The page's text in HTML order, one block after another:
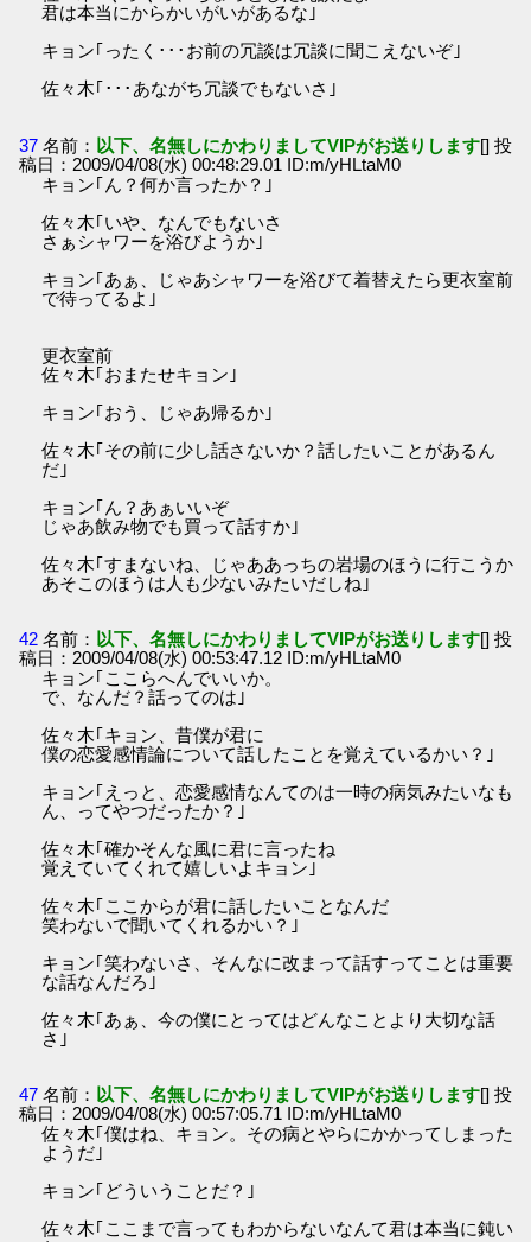
君は本当にからかいがいがあるな｣
キョン｢ったく･･･お前の冗談は冗談に聞こえないぞ｣
佐々木｢･･･あながち冗談でもないさ｣
37 名前： 以下、名無しにかわりましてVIPがお送りします[] 投
稿日：2009/04/08(水) 00:48:29.01 ID:m/yHLtaM0
キョン｢ん？何か言ったか？｣
佐々木｢いや、なんでもないさ
さぁシャワーを浴びようか｣
キョン｢あぁ、じゃあシャワーを浴びて着替えたら更衣室前
で待ってるよ｣
更衣室前
佐々木｢おまたせキョン｣
キョン｢おう、じゃあ帰るか｣
佐々木｢その前に少し話さないか？話したいことがあるん
だ｣
キョン｢ん？あぁいいぞ
じゃあ飲み物でも買って話すか｣
佐々木｢すまないね、じゃああっちの岩場のほうに行こうか
あそこのほうは人も少ないみたいだしね｣
42 名前： 以下、名無しにかわりましてVIPがお送りします[] 投
稿日：2009/04/08(水) 00:53:47.12 ID:m/yHLtaM0
キョン｢ここらへんでいいか。
で、なんだ？話ってのは｣
佐々木｢キョン、昔僕が君に
僕の恋愛感情論について話したことを覚えているかい？｣
キョン｢えっと、恋愛感情なんてのは一時の病気みたいなも
ん、ってやつだったか？｣
佐々木｢確かそんな風に君に言ったね
覚えていてくれて嬉しいよキョン｣
佐々木｢ここからが君に話したいことなんだ
笑わないで聞いてくれるかい？｣
キョン｢笑わないさ、そんなに改まって話すってことは重要
な話なんだろ｣
佐々木｢あぁ、今の僕にとってはどんなことより大切な話
さ｣
47 名前： 以下、名無しにかわりましてVIPがお送りします[] 投
稿日：2009/04/08(水) 00:57:05.71 ID:m/yHLtaM0
佐々木｢僕はね、キョン。その病とやらにかかってしまった
ようだ｣
キョン｢どういうことだ？｣
佐々木｢ここまで言ってもわからないなんて君は本当に鈍い